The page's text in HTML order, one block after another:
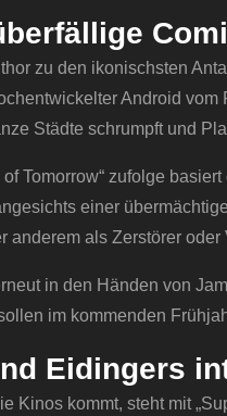
zu den ikonischsten
Android
Städte schrumpft und
of Tomorrow“ zufolge
einer
anderem als Zerstörer
in den Händen von
im kommenden
Eidingers
Kinos kommt, steht mit